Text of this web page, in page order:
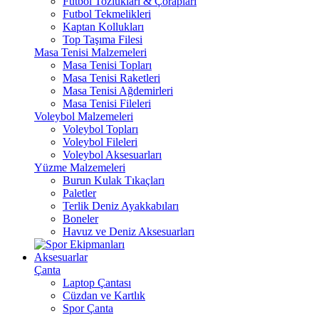
Futbol Tekmelikleri
Kaptan Kollukları
Top Taşıma Filesi
Masa Tenisi Malzemeleri
Masa Tenisi Topları
Masa Tenisi Raketleri
Masa Tenisi Ağdemirleri
Masa Tenisi Fileleri
Voleybol Malzemeleri
Voleybol Topları
Voleybol Fileleri
Voleybol Aksesuarları
Yüzme Malzemeleri
Burun Kulak Tıkaçları
Paletler
Terlik Deniz Ayakkabıları
Boneler
Havuz ve Deniz Aksesuarları
Aksesuarlar
Çanta
Laptop Çantası
Cüzdan ve Kartlık
Spor Çanta